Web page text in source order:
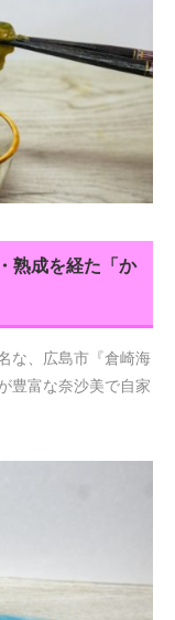
熟成を経た「か
な、広島市『倉崎海
豊富な奈沙美で自家